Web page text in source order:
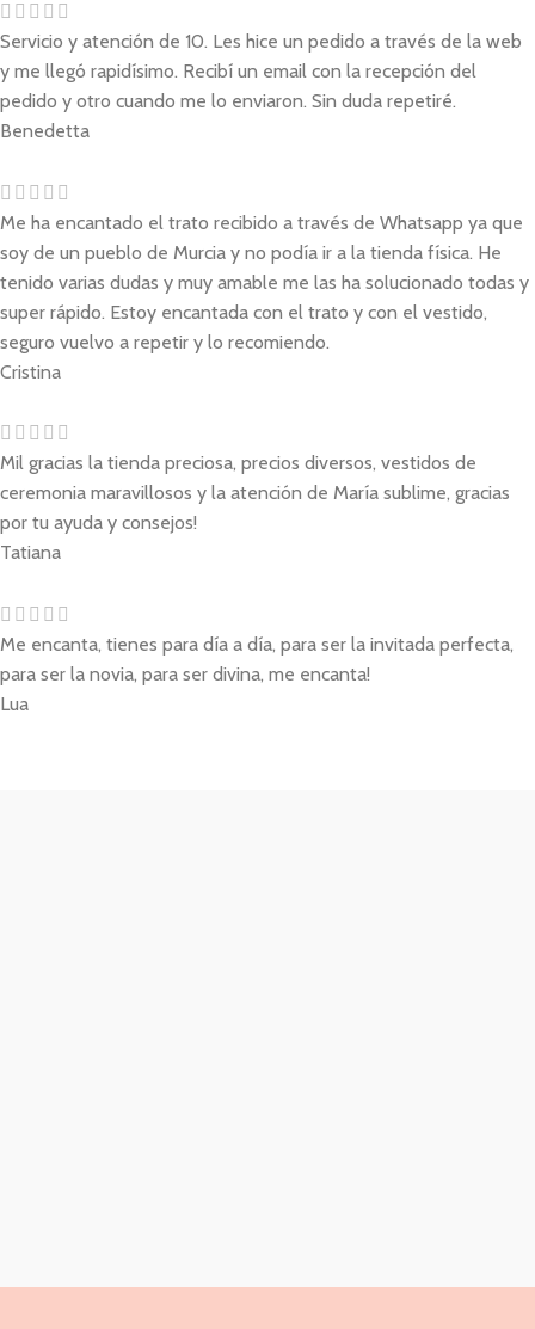
Servicio y atención de 10. Les hice un pedido a través de la web
y me llegó rapidísimo. Recibí un email con la recepción del
pedido y otro cuando me lo enviaron. Sin duda repetiré.
Benedetta
Me ha encantado el trato recibido a través de Whatsapp ya que
soy de un pueblo de Murcia y no podía ir a la tienda física. He
tenido varias dudas y muy amable me las ha solucionado todas y
super rápido. Estoy encantada con el trato y con el vestido,
seguro vuelvo a repetir y lo recomiendo.
Cristina
Mil gracias la tienda preciosa, precios diversos, vestidos de
ceremonia maravillosos y la atención de María sublime, gracias
por tu ayuda y consejos!
Tatiana
Me encanta, tienes para día a día, para ser la invitada perfecta,
para ser la novia, para ser divina, me encanta!
Lua